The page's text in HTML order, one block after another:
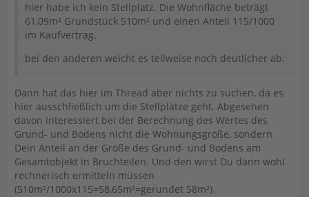
hier habe ich kein Stellplatz. Die Wohnfläche beträgt
61,09m² Grundstück 510m² und einen Anteil 115/1000
im Kaufvertrag.
bei den anderen weicht es teilweise noch deutlicher ab.
Dann hat das hier im Thread aber nichts zu suchen, da es
hier ausschließlich um die Stellplätze geht. Abgesehen
davon interessiert bei der Berechnung des Wertes des
Grund- und Bodens nicht die Wohnungsgröße, sondern
Dein Anteil an der Größe des Grund- und Bodens am
Gesamtobjekt in Bruchteilen. Und den wirst Du dann wohl
rechnerisch ermitteln müssen
(510m²/1000x115=58,65m²=gerundet 58m²).